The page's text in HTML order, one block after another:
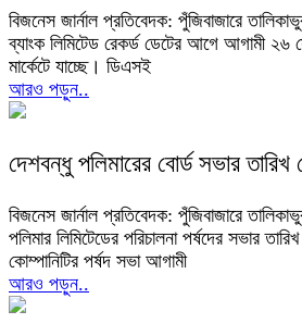
বিজনেস জার্নাল প্রতিবেদক: পুঁজিবাজারে
ব্যাংক লিমিটেড রেকর্ড ডেটের আগে আগামী ২৬
মার্কেটে যাচ্ছে। ডিএসই
আরও পড়ুন..
দেশবন্ধু পলিমারের বোর্ড সভার তারিখ
বিজনেস জার্নাল প্রতিবেদক: পুঁজিবাজারে
পলিমার লিমিটেডের পরিচালনা পর্ষদের সভার
কোম্পানিটির পর্ষদ সভা আগামী
আরও পড়ুন..